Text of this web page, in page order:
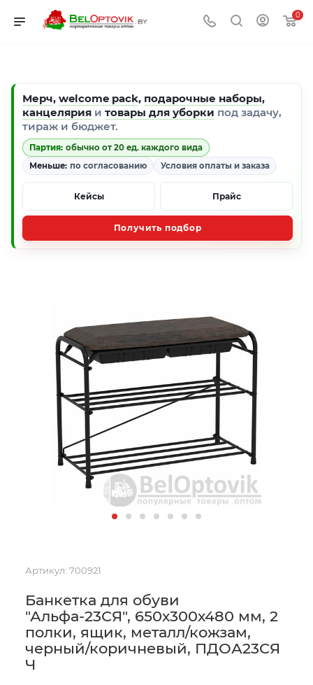
0
Мерч, welcome pack, подарочные наборы,
канцелярия и товары для уборки под задачу,
тираж и бюджет.
Партия: обычно от 20 ед. каждого вида
Меньше: по согласованию Условия оплаты и заказа
Кейсы Прайс
Получить подбор
Артикул: 700921
Банкетка для обуви
"Альфа-23СЯ", 650х300х480 мм, 2
полки, ящик, металл/кожзам,
черный/коричневый, ПДОА23СЯ
Ч